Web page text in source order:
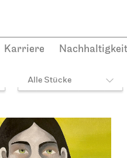
Karriere Nachhaltigkeit
Alle Stücke